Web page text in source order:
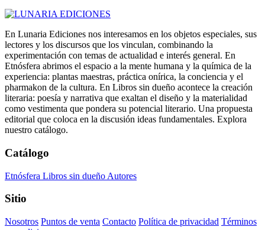
En Lunaria Ediciones nos interesamos en los objetos especiales, sus
lectores y los discursos que los vinculan, combinando la
experimentación con temas de actualidad e interés general. En
Etnósfera abrimos el espacio a la mente humana y la química de la
experiencia: plantas maestras, práctica onírica, la conciencia y el
pharmakon de la cultura. En Libros sin dueño acontece la creación
literaria: poesía y narrativa que exaltan el diseño y la materialidad
como vestimenta que pondera su potencial literario. Una propuesta
editorial que coloca en la discusión ideas fundamentales. Explora
nuestro catálogo.
Catálogo
Etnósfera Libros sin dueño Autores
Sitio
Nosotros Puntos de venta Contacto Política de privacidad Términos